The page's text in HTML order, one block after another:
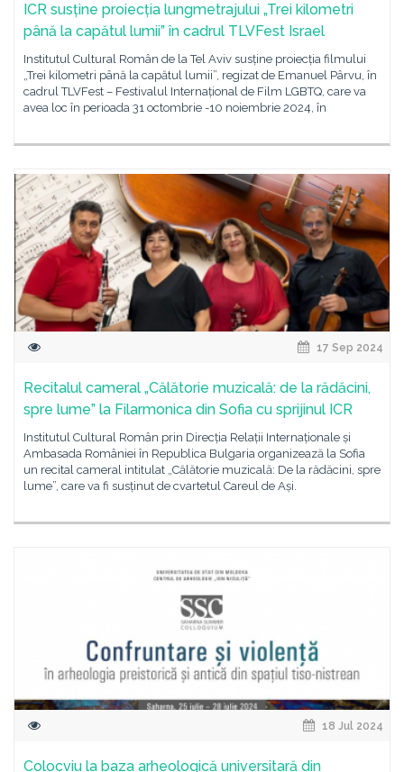
ICR susține proiecția lungmetrajului „Trei kilometri
până la capătul lumii” în cadrul TLVFest Israel
Institutul Cultural Român de la Tel Aviv susține proiecția filmului
„Trei kilometri până la capătul lumii”, regizat de Emanuel Pârvu, în
cadrul TLVFest – Festivalul Internațional de Film LGBTQ, care va
avea loc în perioada 31 octombrie -10 noiembrie 2024, în
17 Sep 2024
Recitalul cameral „Călătorie muzicală: de la rădăcini,
spre lume” la Filarmonica din Sofia cu sprijinul ICR
Institutul Cultural Român prin Direcția Relații Internaționale și
Ambasada României în Republica Bulgaria organizează la Sofia
un recital cameral intitulat „Călătorie muzicală: De la rădăcini, spre
lume”, care va fi susținut de cvartetul Careul de Ași.
18 Jul 2024
Colocviu la baza arheologică universitară din